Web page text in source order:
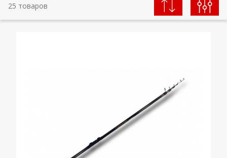
25 товаров